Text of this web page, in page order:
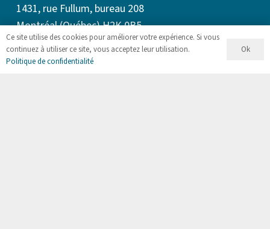
1431, rue Fullum, bureau 208
Montréal (Québec) H2K 0B5
Téléphone : 514 866-2355
Ce site utilise des cookies pour améliorer votre expérience. Si vous
continuez à utiliser ce site, vous acceptez leur utilisation.
Politique de confidentialité
Ok